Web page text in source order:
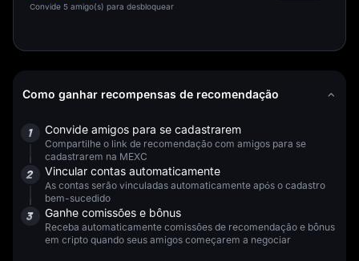
Convide 5 amigo(s) para desbloquear
Como ganhar recompensas de recomendação
1 Convide amigos para se cadastrarem
Compartilhe o link de recomendação com amigos para se
cadastrarem na MEXC
2 Vincular contas automaticamente
As contas serão vinculadas automaticamente após o cadastro
bem-sucedido
3 Ganhe comissões e bônus
Receba automaticamente comissões de recomendação e bônus
em cripto quando seus amigos começarem a negociar